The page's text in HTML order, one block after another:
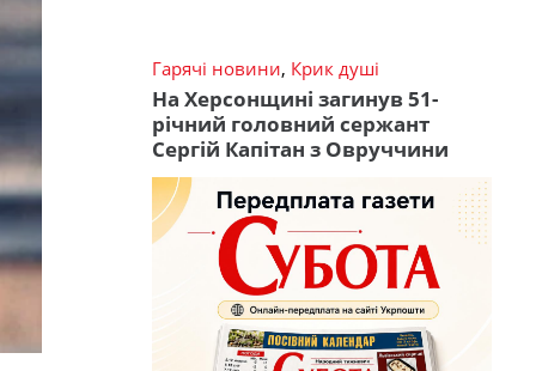
Гарячі новини, Крик душі
На Херсонщині загинув 51-
річний головний сержант
Сергій Капітан з Овруччини